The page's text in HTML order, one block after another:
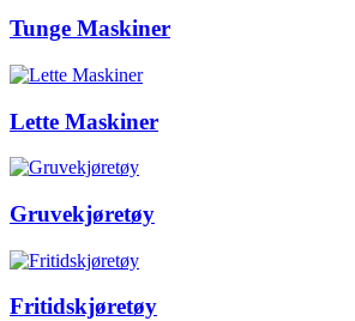
Tunge Maskiner
Lette Maskiner
Gruvekjøretøy
Fritidskjøretøy